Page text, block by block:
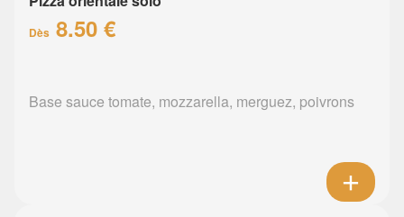
Dès 8.50 €
Base sauce tomate, mozzarella, merguez, poivrons